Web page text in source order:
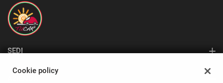
SEDI
Sede di Pavia
Cookie policy